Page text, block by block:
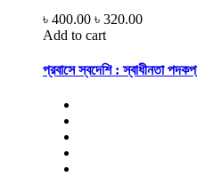
৳ 400.00 ৳ 320.00
Add to cart
প্রবাসে স্বদেশি : স্বাধীনতা